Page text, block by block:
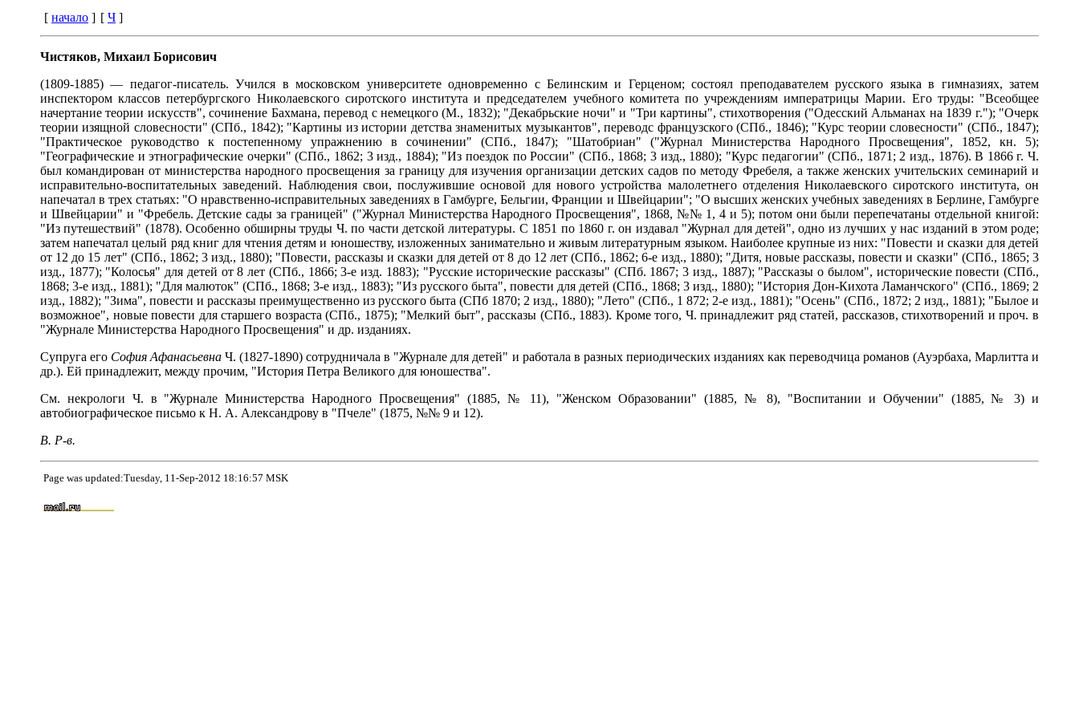
[ начало ] [ Ч ]
Чистяков, Михаил Борисович
(1809-1885) — педагог-писатель. Учился в московском университете одновременно с Белинским и Герценом; состоял преподавателем русского языка в гимназиях, затем
инспектором классов петербургского Николаевского сиротского института и председателем учебного комитета по учреждениям императрицы Марии. Его труды: "Всеобщее
начертание теории искусств", сочинение Бахмана, перевод с немецкого (М., 1832); "Декабрьские ночи" и "Три картины", стихотворения ("Одесский Альманах на 1839 г."); "Очерк
теории изящной словесности" (СПб., 1842); "Картины из истории детства знаменитых музыкантов", переводс французского (СПб., 1846); "Курс теории словесности" (СПб., 1847);
"Практическое руководство к постепенному упражнению в сочинении" (СПб., 1847); "Шатобриан" ("Журнал Министерства Народного Просвещения", 1852, кн. 5);
"Географические и этнографические очерки" (СПб., 1862; 3 изд., 1884); "Из поездок по России" (СПб., 1868; 3 изд., 1880); "Курс педагогии" (СПб., 1871; 2 изд., 1876). В 1866 г. Ч.
был командирован от министерства народного просвещения за границу для изучения организации детских садов по методу Фребеля, а также женских учительских семинарий и
исправительно-воспитательных заведений. Наблюдения свои, послужившие основой для нового устройства малолетнего отделения Николаевского сиротского института, он
напечатал в трех статьях: "О нравственно-исправительных заведениях в Гамбурге, Бельгии, Франции и Швейцарии"; "О высших женских учебных заведениях в Берлине, Гамбурге
и Швейцарии" и "Фребель. Детские сады за границей" ("Журнал Министерства Народного Просвещения", 1868, №№ 1, 4 и 5); потом они были перепечатаны отдельной книгой:
"Из путешествий" (1878). Особенно обширны труды Ч. по части детской литературы. С 1851 по 1860 г. он издавал "Журнал для детей", одно из лучших у нас изданий в этом роде;
затем напечатал целый ряд книг для чтения детям и юношеству, изложенных занимательно и живым литературным языком. Наиболее крупные из них: "Повести и сказки для детей
от 12 до 15 лет" (СПб., 1862; 3 изд., 1880); "Повести, рассказы и сказки для детей от 8 до 12 лет (СПб., 1862; 6-е изд., 1880); "Дитя, новые рассказы, повести и сказки" (СПб., 1865; 3
изд., 1877); "Колосья" для детей от 8 лет (СПб., 1866; 3-е изд. 1883); "Русские исторические рассказы" (СПб. 1867; 3 изд., 1887); "Рассказы о былом", исторические повести (СПб.,
1868; 3-е изд., 1881); "Для малюток" (СПб., 1868; 3-е изд., 1883); "Из русского быта", повести для детей (СПб., 1868; 3 изд., 1880); "История Дон-Кихота Ламанчского" (СПб., 1869; 2
изд., 1882); "Зима", повести и рассказы преимущественно из русского быта (СПб 1870; 2 изд., 1880); "Лето" (СПб., 1 872; 2-е изд., 1881); "Осень" (СПб., 1872; 2 изд., 1881); "Былое и
возможное", новые повести для старшего возраста (СПб., 1875); "Мелкий быт", рассказы (СПб., 1883). Кроме того, Ч. принадлежит ряд статей, рассказов, стихотворений и проч. в
"Журнале Министерства Народного Просвещения" и др. изданиях.
Супруга его София АфанасьевнаЧ. (1827-1890) сотрудничала в "Журнале для детей" и работала в разных периодических изданиях как переводчица романов (Ауэрбаха, Марлитта и
др.). Ей принадлежит, между прочим, "История Петра Великого для юношества".
См. некрологи Ч. в "Журнале Министерства Народного Просвещения" (1885, № 11), "Женском Образовании" (1885, № 8), "Воспитании и Обучении" (1885, № 3) и
автобиографическое письмо к Н. А. Александрову в "Пчеле" (1875, №№ 9 и 12).
В. Р-в.
Page was updated:Tuesday, 11-Sep-2012 18:16:57 MSK